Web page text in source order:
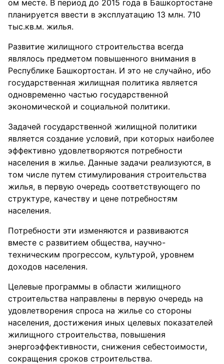
ом месте. В период до 2015 года в Башкортостане
планируется ввести в эксплуатацию 13 млн. 710
тыс.кв.м. жилья.
Развитие жилищного строительства всегда
являлось предметом повышенного внимания в
Республике Башкортостан. И это не случайно, ибо
государственная жилищная политика является
одновременно частью государственной
экономической и социальной политики.
Задачей государственной жилищной политики
является создание условий, при которых наиболее
эффективно удовлетворяются потребности
населения в жилье. Данные задачи реализуются, в
том числе путем стимулирования строительства
жилья, в первую очередь соответствующего по
структуре, качеству и цене потребностям
населения.
Потребности эти изменяются и развиваются
вместе с развитием общества, научно-
техническим прогрессом, культурой, уровнем
доходов населения.
Целевые программы в области жилищного
строительства направлены в первую очередь на
удовлетворения спроса на жилье со стороны
населения, достижения иных целевых показателей
жилищного строительства, повышения
энергоэффективности, снижения себестоимости,
сокращения сроков строительства.